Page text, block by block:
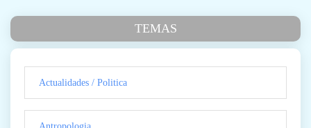
TEMAS
Actualidades / Politica